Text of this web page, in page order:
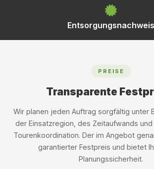
Entsorgungsnachweis
PREISE
Transparente
Wir planen jeden Auftrag sorgfältig unter
der Einsatzregion, des Zeitaufwands
Tourenkoordination. Der im Angebot
garantierter Festpreis und bietet
Planungssicherheit.